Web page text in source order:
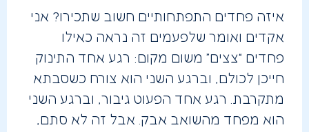
איזה פחדים התפתחותיים חשוב שתכירו? אני
אקדים ואומר שלפעמים זה נראה כאילו
פחדים “צצים” משום מקום: רגע אחד התינוק
חייכן לכולם, וברגע השני הוא צורח כשסבתא
מתקרבת. רגע אחד הפעוט גיבור, וברגע השני
הוא מפחד מהשואב אבק. אבל זה לא סתם,